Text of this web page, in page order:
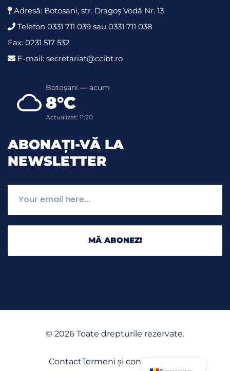
Adresă: Botosani, str. Dragoş Vodă Nr. 13
Telefon 0331 711 039 sau 0331 711 038
Fax: 0231 517 532
E-mail: secretariat@ccibt.ro
Botoșani — acum
8°C
Actualizat: 11:20
ABONAȚI-VĂ LA
NEWSLETTER
MĂ ABONEZ!
© 2026 Toate drepturile rezervate.
ContactTermeni și condițiiGDPR